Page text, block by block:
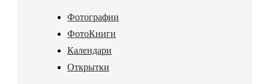
Фотографии
ФотоКниги
Календари
Открытки